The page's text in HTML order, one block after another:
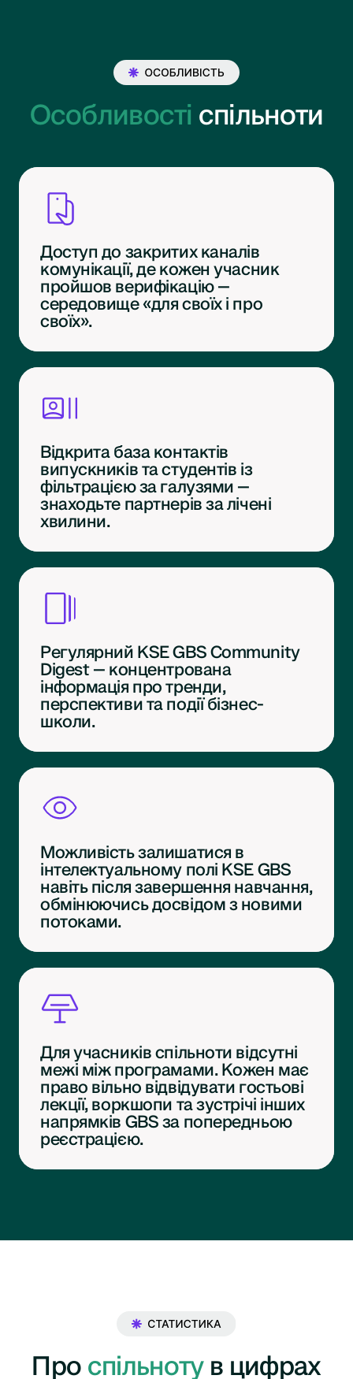
Особливості спільноти
Доступ до закритих каналів
комунікації, де кожен учасник
пройшов верифікацію —
середовище «для своїх і про
своїх».
Відкрита база контактів
випускників та студентів із
фільтрацією за галузями —
знаходьте партнерів за лічені
хвилини.
Регулярний KSE GBS Community
Digest — концентрована
інформація про тренди,
перспективи та події бізнес-
школи.
Можливість залишатися в
інтелектуальному полі KSE GBS
навіть після завершення навчання,
обмінюючись досвідом з новими
потоками.
Для учасників спільноти відсутні
межі між програмами. Кожен має
право вільно відвідувати гостьові
лекції, воркшопи та зустрічі інших
напрямків GBS за попередньою
реєстрацією.
Про спільнотув цифрах